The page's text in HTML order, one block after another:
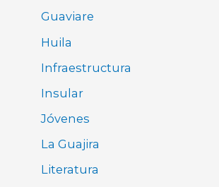
Guaviare
Huila
Infraestructura
Insular
Jóvenes
La Guajira
Literatura